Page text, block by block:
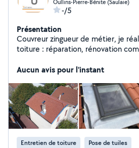
Oullins-Pierre-Bénite (Saulaie)
-/5
Présentation
Couvreur zingueur de métier, je
toiture : réparation, rénovation
formé au sein de ma famille : mon
règles de l'art. Même si je ne suis
Compagnon, je travaille avec la
qualité, de sécurité et de finitions
réactif et à l'écoute, je m'engage à
propre et durable.
Aucun avis pour l'instant
Entretien de toiture Pose de tuiles